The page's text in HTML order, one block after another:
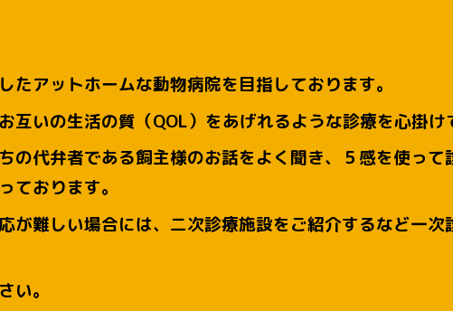
たアットホームな動物病院を目指しております。
互いの生活の質（QOL）をあげれるような診療を心掛け
の代弁者である飼主様のお話をよく聞き、５感を使っ
ております。
が難しい場合には、二次診療施設をご紹介するなど一
い。